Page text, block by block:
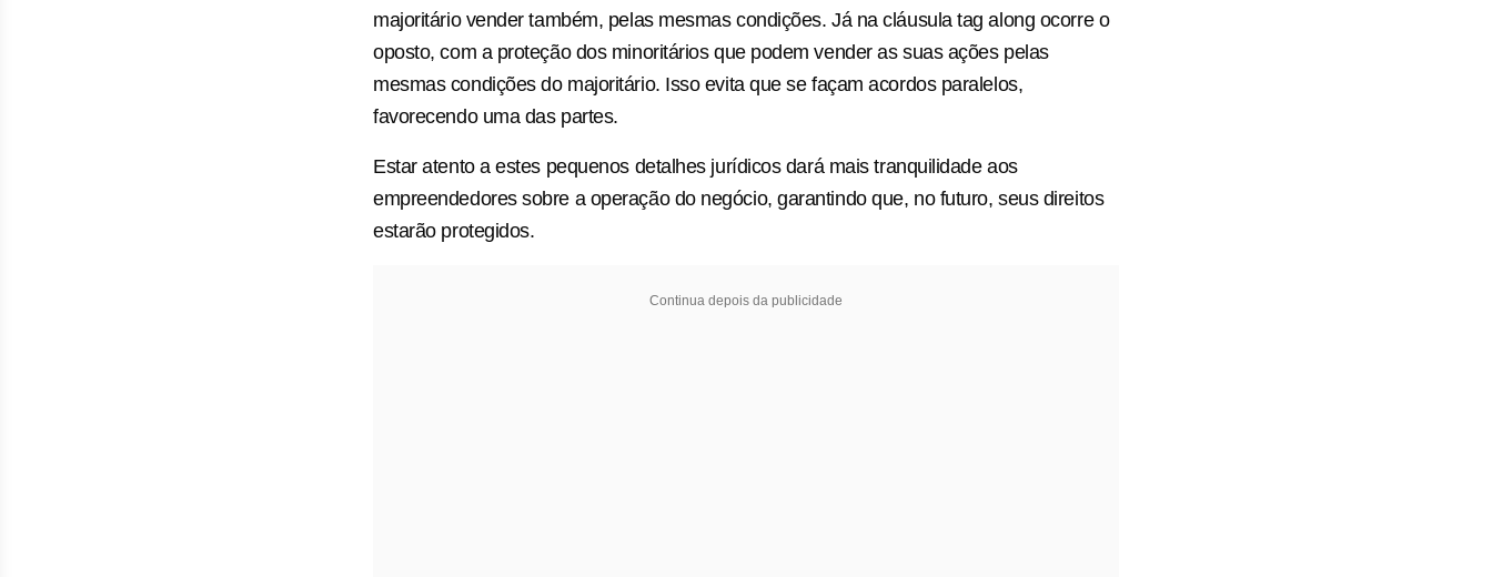
majoritário vender também, pelas mesmas condições. Já na cláusula tag along ocorre o
oposto, com a proteção dos minoritários que podem vender as suas ações pelas
mesmas condições do majoritário. Isso evita que se façam acordos paralelos,
favorecendo uma das partes.
Estar atento a estes pequenos detalhes jurídicos dará mais tranquilidade aos
empreendedores sobre a operação do negócio, garantindo que, no futuro, seus direitos
estarão protegidos.
Continua depois da publicidade